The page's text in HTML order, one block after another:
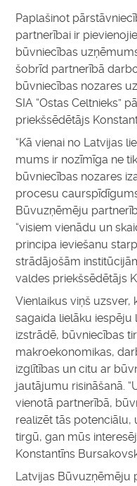
Paplašinot
partnerībai ir
būvniecības
šobrīd partnerībā
būvniecības nozares
SIA “Ostas Celtnieks”
priekšsēdētājs
“Kā vienai no Latvijas
mums ir nozīmīga ne
būvniecības nozares
procesu
Būvuzņēmēju
“visiem vienādu un
principa ieviešanu
strādājošām
valdes priekšsēdētājs
Vienlaikus viņš uzsver,
sagaida lielāku
izstrādē, būvniecības
makroekonomikas,
izglītības un citu ar
jautājumu risināšanā.
vienotā partnerībā,
realizēt tās potenciālu,
tirgū, gan mūs
Konstantīns
Latvijas Būvuzņēmēju